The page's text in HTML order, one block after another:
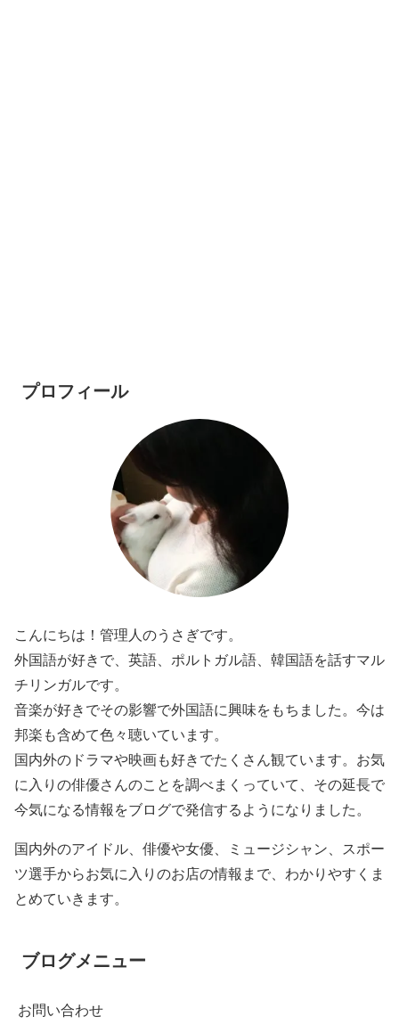
プロフィール
こんにちは！管理人のうさぎです。
外国語が好きで、英語、ポルトガル語、韓国語を話すマル
チリンガルです。
音楽が好きでその影響で外国語に興味をもちました。今は
邦楽も含めて色々聴いています。
国内外のドラマや映画も好きでたくさん観ています。お気
に入りの俳優さんのことを調べまくっていて、その延長で
今気になる情報をブログで発信するようになりました。
国内外のアイドル、俳優や女優、ミュージシャン、スポー
ツ選手からお気に入りのお店の情報まで、わかりやすくま
とめていきます。
ブログメニュー
お問い合わせ